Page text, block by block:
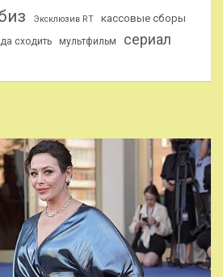
Эксклюзив RT кассовые сборы
сходить мультфильм
сериал